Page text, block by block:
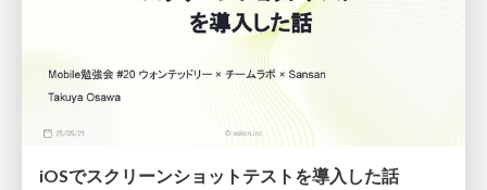
iOSでスクリーンショットテストを導入した話